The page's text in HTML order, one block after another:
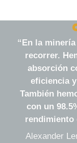
“ En la
recorrer.
absorción
eficiencia
También
con un
rendimiento
Alexander